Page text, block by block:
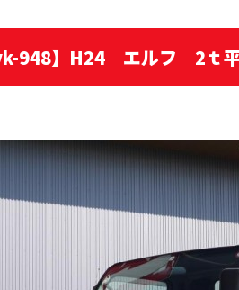
vk-948】H24 エルフ 2ｔ